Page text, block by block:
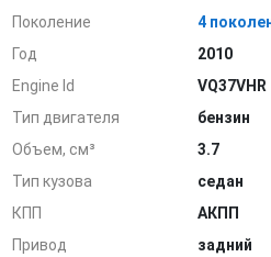
Поколение
4
Год
2010
Engine Id
VQ37VHR
Тип двигателя
бензин
Объем, см³
3.7
Тип кузова
седан
КПП
АКПП
Привод
задний